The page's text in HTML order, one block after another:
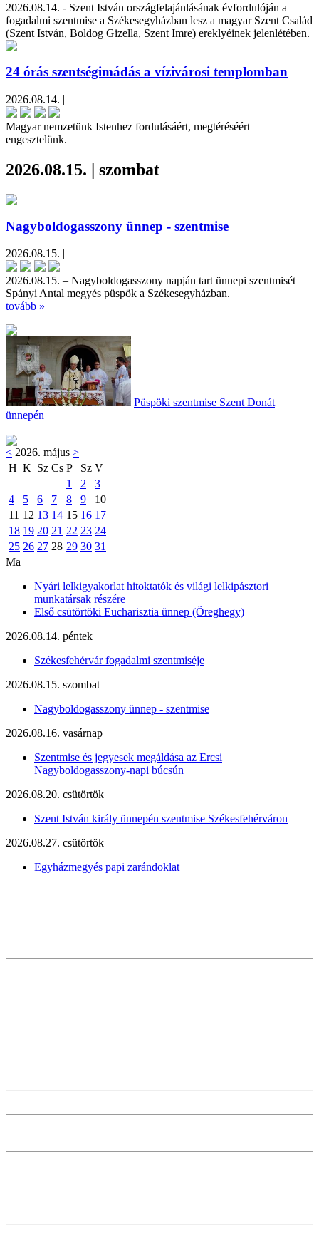
2026.08.14. - Szent István országfelajánlásának évfordulóján a
fogadalmi szentmise a Székesegyházban lesz a magyar Szent Család
(Szent István, Boldog Gizella, Szent Imre) ereklyéinek jelenlétében.
24 órás szentségimádás a vízivárosi templomban
2026.08.14. |
Magyar nemzetünk Istenhez fordulásáért, megtéréséért
engesztelünk.
2026.08.15. | szombat
Nagyboldogasszony ünnep - szentmise
2026.08.15. |
2026.08.15. – Nagyboldogasszony napján tart ünnepi szentmisét
Spányi Antal megyés püspök a Székesegyházban.
tovább »
Püspöki szentmise Szent Donát
ünnepén
< 2026. május >
H K Sz Cs P Sz V
1
2
3
4
5 6 7 8 9
10
11 12 13 14 15 16 17
18 19 20 21 22 23 24
25 26 27 28 29 30 31
Ma
Nyári lelkigyakorlat hitoktatók és világi lelkipásztori
munkatársak részére
Első csütörtöki Eucharisztia ünnep (Öreghegy)
2026.08.14. péntek
Székesfehérvár fogadalmi szentmiséje
2026.08.15. szombat
Nagyboldogasszony ünnep - szentmise
2026.08.16. vasárnap
Szentmise és jegyesek megáldása az Ercsi
Nagyboldogasszony-napi búcsún
2026.08.20. csütörtök
Szent István király ünnepén szentmise Székesfehérváron
2026.08.27. csütörtök
Egyházmegyés papi zarándoklat